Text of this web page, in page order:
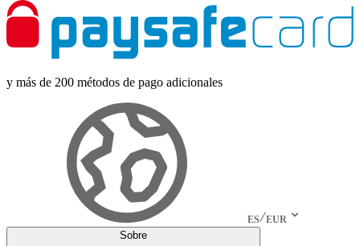
y más de 200 métodos de pago adicionales
ES EUR
Sobre